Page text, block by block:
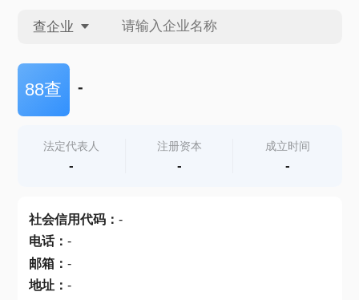
查企业
查企业
查产地
88查 -
法定代表人
-
注册资本
-
成立时间
-
社会信用代码： -
电话： -
邮箱： -
地址： -